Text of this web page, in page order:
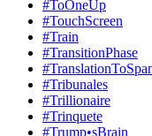
#ToOneUp
#TouchScreen
#Train
#TransitionPhase
#Tribunales
#Trillionaire
#Trinquete
#Trump•sBrain